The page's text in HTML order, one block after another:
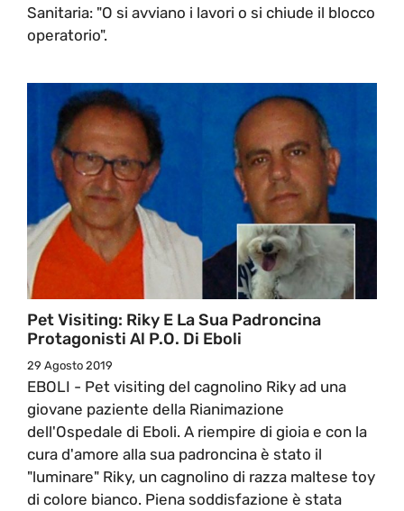
Sanitaria: "O si avviano i lavori o si chiude il blocco
operatorio".
Pet Visiting: Riky E La Sua Padroncina
Protagonisti Al P.O. Di Eboli
29 Agosto 2019
EBOLI - Pet visiting del cagnolino Riky ad una
giovane paziente della Rianimazione
dell'Ospedale di Eboli. A riempire di gioia e con la
cura d'amore alla sua padroncina è stato il
"luminare" Riky, un cagnolino di razza maltese toy
di colore bianco. Piena soddisfazione è stata